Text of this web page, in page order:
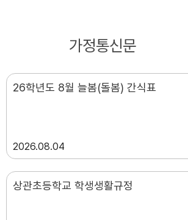
가정통신문
26학년도 8월 늘봄(돌봄) 간식표
2026 08.04
상관초등학교 학생생활규정